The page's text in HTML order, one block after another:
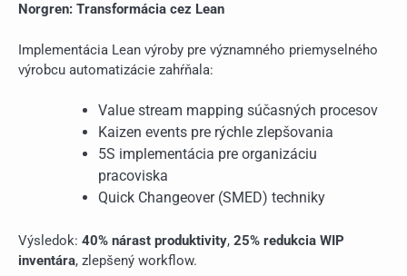
Norgren: Transformácia cez Lean
Implementácia Lean výroby pre významného priemyselného
výrobcu automatizácie zahŕňala:
Value stream mapping súčasných procesov
Kaizen events pre rýchle zlepšovania
5S implementácia pre organizáciu
pracoviska
Quick Changeover (SMED) techniky
Výsledok: 40% nárast produktivity, 25% redukcia WIP
inventára, zlepšený workflow.